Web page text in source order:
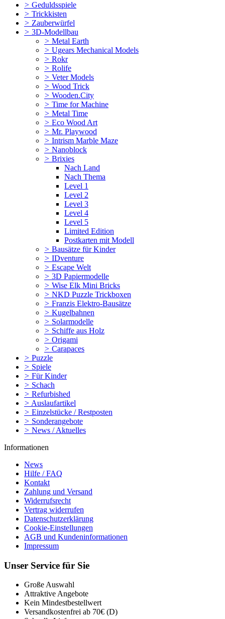
> Geduldsspiele
> Trickkisten
> Zauberwürfel
> 3D-Modellbau
> Metal Earth
> Ugears Mechanical Models
> Rokr
> Rolife
> Veter Models
> Wood Trick
> Wooden.City
> Time for Machine
> Metal Time
> Eco Wood Art
> Mr. Playwood
> Intrism Marble Maze
> Nanoblock
> Brixies
Nach Land
Nach Thema
Level 1
Level 2
Level 3
Level 4
Level 5
Limited Edition
Postkarten mit Modell
> Bausätze für Kinder
> IDventure
> Escape Welt
> 3D Papiermodelle
> Wise Elk Mini Bricks
> NKD Puzzle Trickboxen
> Franzis Elektro-Bausätze
> Kugelbahnen
> Solarmodelle
> Schiffe aus Holz
> Origami
> Carapaces
> Puzzle
> Spiele
> Für Kinder
> Schach
> Refurbished
> Auslaufartikel
> Einzelstücke / Restposten
> Sonderangebote
> News / Aktuelles
Informationen
News
Hilfe / FAQ
Kontakt
Zahlung und Versand
Widerrufsrecht
Vertrag widerrufen
Datenschutzerklärung
Cookie-Einstellungen
AGB und Kundeninformationen
Impressum
Unser Service für Sie
Große Auswahl
Attraktive Angebote
Kein Mindestbestellwert
Versandkostenfrei ab 70€ (D)